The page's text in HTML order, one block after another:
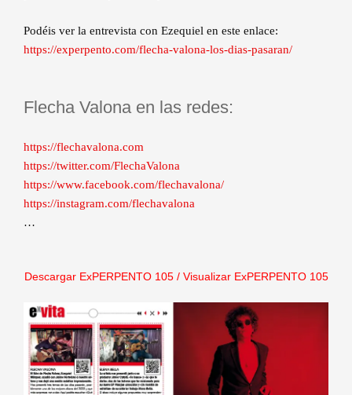
Podéis ver la entrevista con Ezequiel en este enlace:
https://experpento.com/flecha-valona-los-dias-pasaran/
Flecha Valona en las redes:
https://flechavalona.com
https://twitter.com/FlechaValona
https://www.facebook.com/flechavalona/
https://instagram.com/flechavalona
…
Descargar ExPERPENTO 105/ Visualizar ExPERPENTO 105